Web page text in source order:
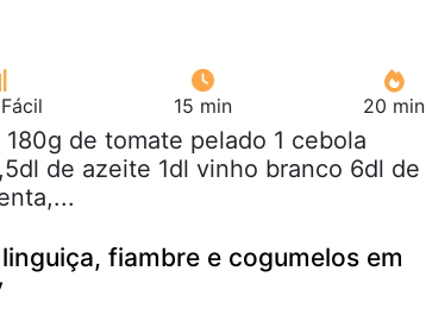
15 min 20 min
de tomate pelado 1 cebola
de azeite 1dl vinho branco 6dl de
fiambre e cogumelos em